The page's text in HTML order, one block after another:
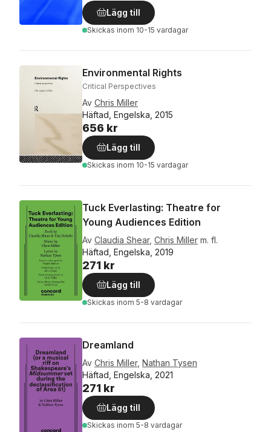
Lägg till
Skickas inom 10-15 vardagar
Environmental Rights
Critical Perspectives
Av Chris Miller
Häftad, Engelska, 2015
656 kr
Lägg till
Skickas inom 10-15 vardagar
Tuck Everlasting: Theatre for
Young Audiences Edition
Av Claudia Shear, Chris Miller m. fl.
Häftad, Engelska, 2019
271 kr
Lägg till
Skickas inom 5-8 vardagar
Dreamland
Av Chris Miller, Nathan Tysen
Häftad, Engelska, 2021
271 kr
Lägg till
Skickas inom 5-8 vardagar